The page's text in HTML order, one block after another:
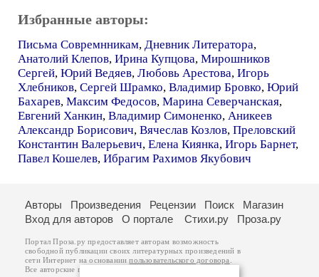
Избранные авторы:
Письма Совремнникам, Дневник Литератора,
Анатолий Клепов, Ирина Купцова, Мирошников
Сергей, Юрий Ведяев, Любовь Арестова, Игорь
Хлебников, Сергей Шрамко, Владимир Бровко, Юрий
Бахарев, Максим Федосов, Марина Северчанская,
Евгений Ханкин, Владимир Симоненко, Аникеев
Александр Борисович, Вячеслав Козлов, Преловский
Константин Валерьевич, Елена Киянка, Игорь Барнет,
Павел Кошелев, Ибрагим Рахимов Якубович
Авторы Произведения Рецензии Поиск
Магазин
Вход для авторов
О портале Стихи.ру Проза.ру
Портал Проза.ру предоставляет авторам возможность
свободной публикации своих литературных произведений в
сети Интернет на основаниипользовательского договора
Все авторские права на произведения принадлежат авторам